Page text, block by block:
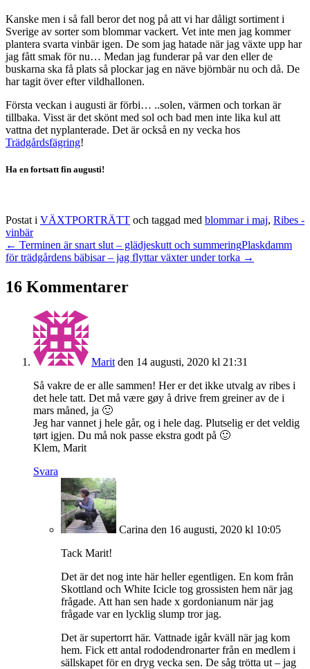
Kanske men i så fall beror det nog på att vi har dåligt sortiment i
Sverige av sorter som blommar vackert. Vet inte men jag kommer
plantera svarta vinbär igen. De som jag hatade när jag växte upp har
jag fått smak för nu… Medan jag funderar på var den eller de
buskarna ska få plats så plockar jag en näve björnbär nu och då. De
har tagit över efter vildhallonen.
Första veckan i augusti är förbi… ..solen, värmen och torkan är
tillbaka. Visst är det skönt med sol och bad men inte lika kul att
vattna det nyplanterade. Det är också en ny vecka hos
Trädgårdsfägring!
Ha en fortsatt fin augusti!
Postat i VÄXTPORTRÄTT och taggad med blommar i maj, Ribes -
vinbär
← Terminen är snart slut – glädjeskutt och summeringPlaskdamm
för trädgårdens bäbisar – jag flyttar växter under torka →
16 Kommentarer
Marit den 14 augusti, 2020 kl 21:31
Så vakre de er alle sammen! Her er det ikke utvalg av ribes i
det hele tatt. Det må være gøy å drive frem greiner av de i
mars måned, ja 🙂
Jeg har vannet j hele går, og i hele dag. Plutselig er det veldig
tørt igjen. Du må nok passe ekstra godt på 🙂
Klem, Marit
Svara
Carina den 16 augusti, 2020 kl 10:05
Tack Marit!
Det är det nog inte här heller egentligen. En kom från
Skottland och White Icicle tog grossisten hem när jag
frågade. Att han sen hade x gordonianum när jag
frågade var en lycklig slump tror jag.
Det är supertorrt här. Vattnade igår kväll när jag kom
hem. Fick ett antal rododendronarter från en medlem i
sällskapet för en dryg vecka sen. De såg trötta ut – jag